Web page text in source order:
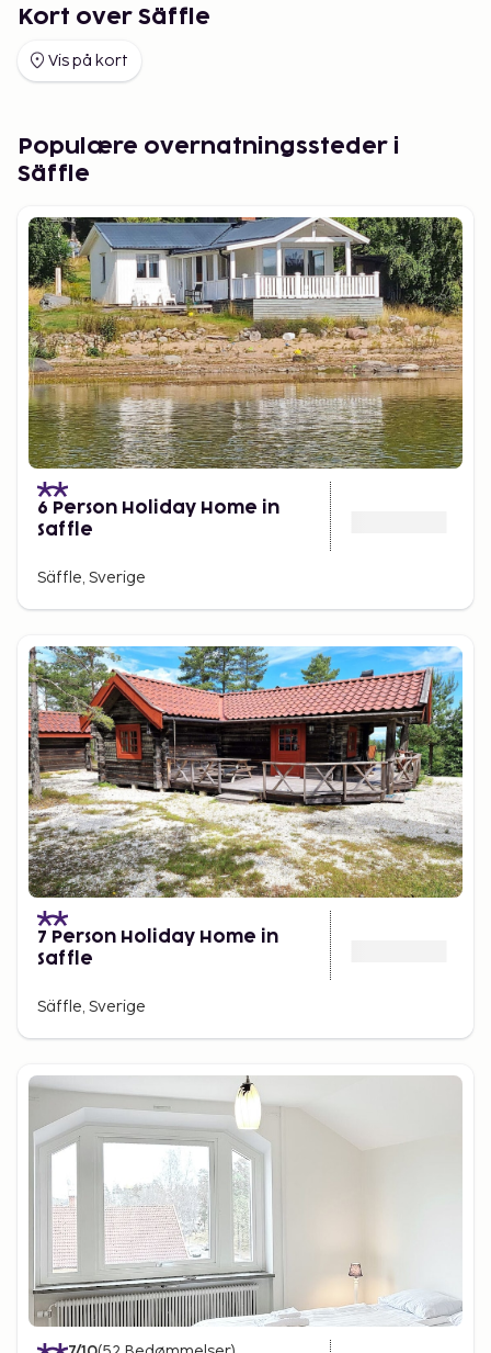
Kort over Säffle
Vis på kort
Populære overnatningssteder i
Säffle
6 Person Holiday Home in
Saffle
Säffle, Sverige
7 Person Holiday Home in
Saffle
Säffle, Sverige